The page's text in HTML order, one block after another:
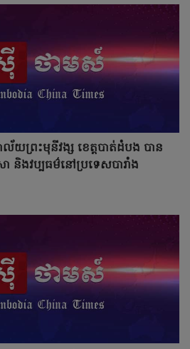
យព្រះមុនីវង្ស ខេត្តបាត់ដំបង បាន
និងវប្បធម៌នៅប្រទេសបារាំង